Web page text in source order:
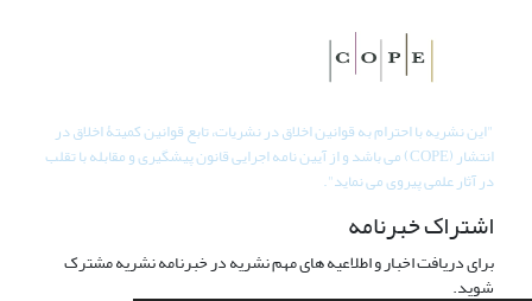
"این نشریه با احترام به قوانین اخلاق در نشریات، تابع قوانین کمیتۀ اخلاق در
انتشار (COPE) می باشد و از آیین نامه اجرایی قانون پیشگیری و مقابله با تقلب
در آثار علمی پیروی می نماید".
اشتراک خبرنامه
برای دریافت اخبار و اطلاعیه های مهم نشریه در خبرنامه نشریه مشترک
شوید.